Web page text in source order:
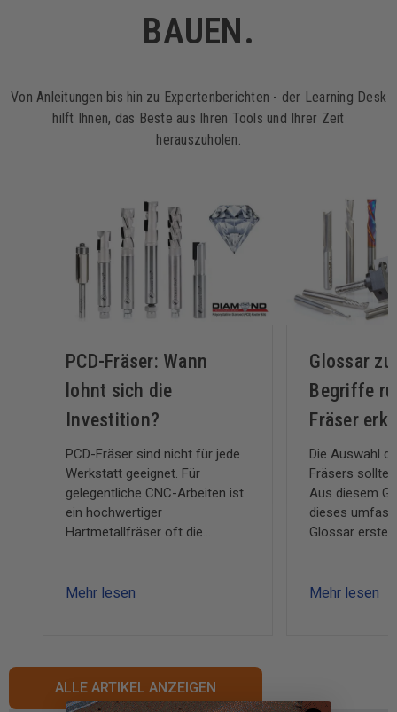
BAUEN.
Von Anleitungen bis hin zu Expertenberichten - der Learning Desk
hilft Ihnen, das Beste aus Ihren Tools und Ihrer Zeit
herauszuholen.
PCD-Fräser: Wann
lohnt sich die
Investition?
PCD-Fräser sind nicht für jede
Werkstatt geeignet. Für
gelegentliche CNC-Arbeiten ist
ein hochwertiger
Hartmetallfräser oft die
jedoch, in denen Tag für Tag
Kunststoffe oder andere zähe
Materialien bearbeitet werden,
können Werkzeuge aus
Mehr lesen
Glossar
Begriffe
Fräser
Die Auswahl
Fräsers sollte
Aus diesem
dieses
Glossar
Fräserprofile,
Mehr lesen
ALLE ARTIKEL ANZEIGEN